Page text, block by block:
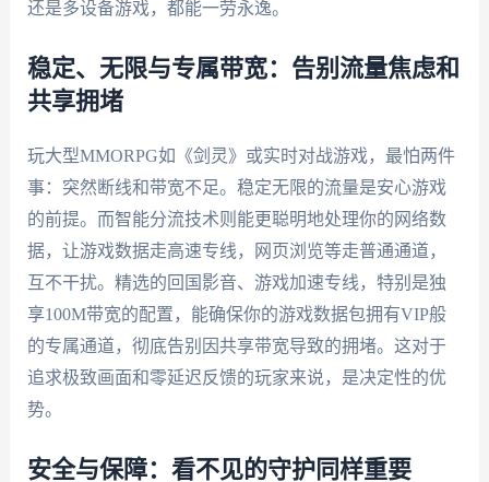
还是多设备游戏，都能一劳永逸。
稳定、无限与专属带宽：告别流量焦虑和
共享拥堵
玩大型MMORPG如《剑灵》或实时对战游戏，最怕两件
事：突然断线和带宽不足。稳定无限的流量是安心游戏
的前提。而智能分流技术则能更聪明地处理你的网络数
据，让游戏数据走高速专线，网页浏览等走普通通道，
互不干扰。精选的回国影音、游戏加速专线，特别是独
享100M带宽的配置，能确保你的游戏数据包拥有VIP般
的专属通道，彻底告别因共享带宽导致的拥堵。这对于
追求极致画面和零延迟反馈的玩家来说，是决定性的优
势。
安全与保障：看不见的守护同样重要